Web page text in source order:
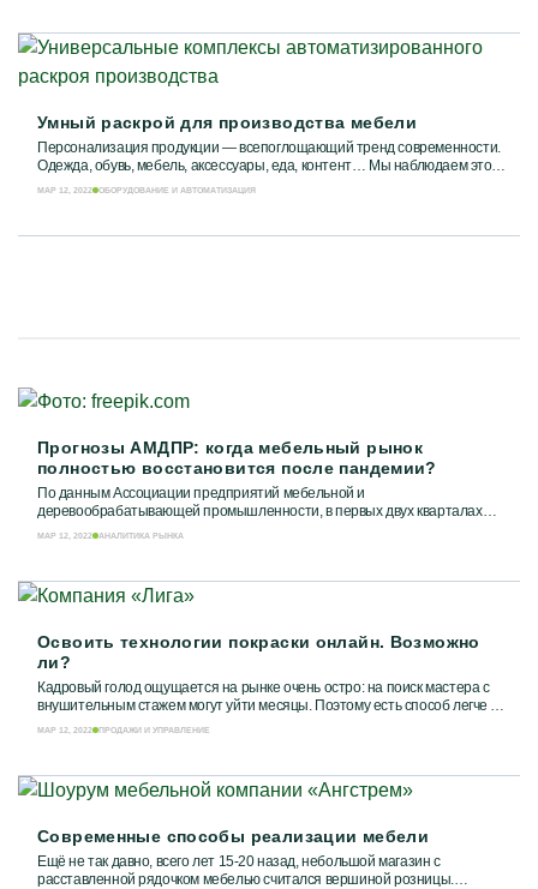
Умный раскрой для производства мебели
Персонализация продукции — всепоглощающий тренд современности.
Одежда, обувь, мебель, аксессуары, еда, контент… Мы наблюдаем это
МАР 12, 2022 ОБОРУДОВАНИЕ И АВТОМАТИЗАЦИЯ
Прогнозы АМДПР: когда мебельный рынок
полностью восстановится после пандемии?
По данным Ассоциации предприятий мебельной и
деревообрабатывающей промышленности, в первых двух кварталах
МАР 12, 2022 АНАЛИТИКА РЫНКА
Освоить технологии покраски онлайн. Возможно
ли?
Кадровый голод ощущается на рынке очень остро: на поиск мастера с
внушительным стажем могут уйти месяцы. Поэтому есть способ легче —
МАР 12, 2022 ПРОДАЖИ И УПРАВЛЕНИЕ
Современные способы реализации мебели
Ещё не так давно, всего лет 15-20 назад, небольшой магазин с
расставленной рядочком мебелью считался вершиной розницы.